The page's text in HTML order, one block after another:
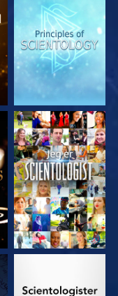
UDFORSK SERIEN
SE